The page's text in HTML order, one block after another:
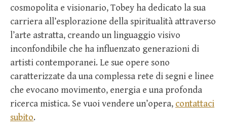
cosmopolita e visionario, Tobey ha dedicato la sua
carriera all’esplorazione della spiritualità attraverso
l’arte astratta, creando un linguaggio visivo
inconfondibile che ha influenzato generazioni di
artisti contemporanei. Le sue opere sono
caratterizzate da una complessa rete di segni e linee
che evocano movimento, energia e una profonda
ricerca mistica. Se vuoi vendere un’opera, contattaci
subito.